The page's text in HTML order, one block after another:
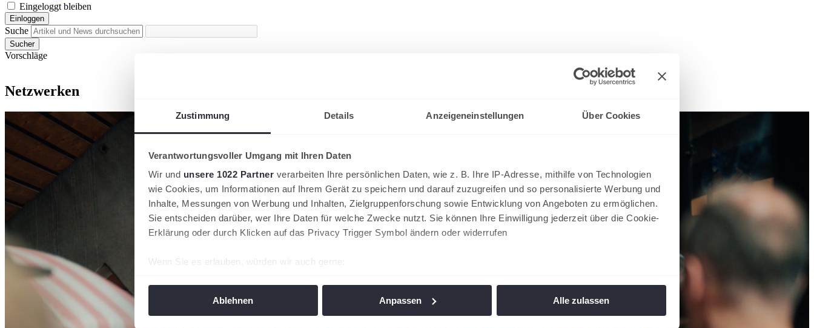
Zustimmung Details Anzeigeneinstellungen Über Cookies
Verantwortungsvoller Umgang mit Ihren Daten
Wir und unsere 1022 Partner verarbeiten Ihre persönlichen Daten, wie z. B. Ihre IP-Adresse, mithilfe von Technologien
wie Cookies, um Informationen auf Ihrem Gerät zu speichern und darauf zuzugreifen und so personalisierte Werbung und
Inhalte, Messungen von Werbung und Inhalten, Zielgruppenforschung sowie Entwicklung von Angeboten zu ermöglichen.
Sie entscheiden darüber, wer Ihre Daten für welche Zwecke nutzt. Sie können Ihre Einwilligung jederzeit über die Cookie-
Erklärung oder durch Klicken auf das Privacy Trigger Symbol ändern oder widerrufen
Wenn Sie es erlauben, würden wir auch gerne:
Ablehnen Anpassen Alle zulassen
Eingeloggt bleiben
Einloggen
Suche
Sucher
Vorschläge
Netzwerken